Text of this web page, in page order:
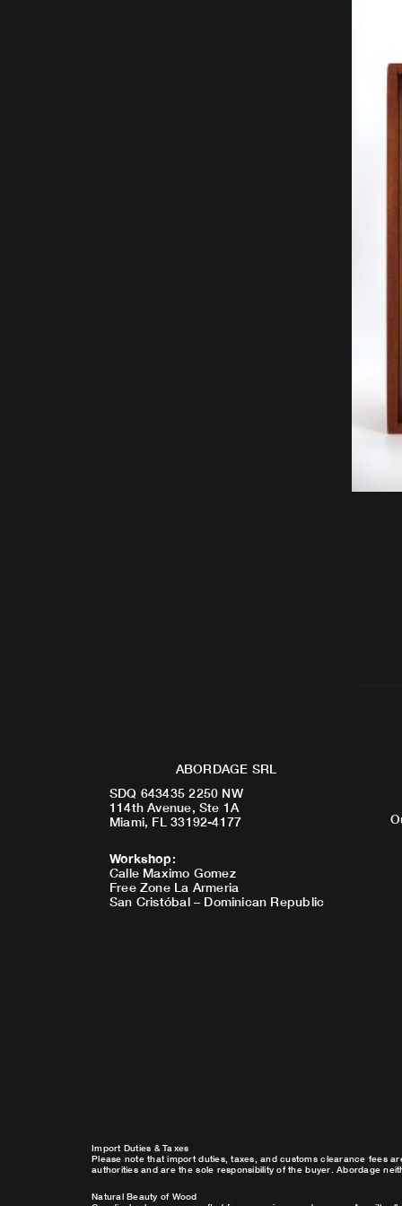
ABORDAGE SRL
SDQ 643435 2250 NW
114th Avenue, Ste 1A
Miami, FL 33192-4177
Workshop:
Calle Maximo Gomez
Free Zone La Armeria
San Cristóbal – Dominican Republic
Import Duties & Taxes
Please note that import duties, taxes, and customs clearance fees
authorities and are the sole responsibility of the buyer. Abordage
Natural Beauty of Wood